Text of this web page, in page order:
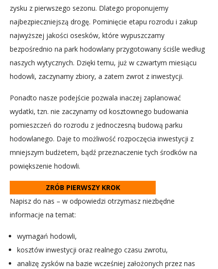
zysku z pierwszego sezonu. Dlatego proponujemy
najbezpieczniejszą drogę. Pominięcie etapu rozrodu i zakup
najwyższej jakości osesków, które wypuszczamy
bezpośrednio na park hodowlany przygotowany ściśle według
naszych wytycznych. Dzięki temu, już w czwartym miesiącu
hodowli, zaczynamy zbiory, a zatem zwrot z inwestycji.
Ponadto nasze podejście pozwala inaczej zaplanować
wydatki, tzn. nie zaczynamy od kosztownego budowania
pomieszczeń do rozrodu z jednoczesną budową parku
hodowlanego. Daje to możliwość rozpoczęcia inwestycji z
mniejszym budżetem, bądź przeznaczenie tych środków na
powiększenie hodowli.
ZRÓB PIERWSZY KROK
Napisz do nas – w odpowiedzi otrzymasz niezbędne
informacje na temat:
wymagań hodowli,
kosztów inwestycji oraz realnego czasu zwrotu,
analizę zysków na bazie wcześniej założonych przez nas